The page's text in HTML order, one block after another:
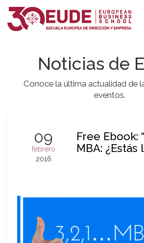
Noticias de
Conoce la última actualidad de
eventos.
09
febrero
2016
Free Ebook:
MBA: ¿Estás